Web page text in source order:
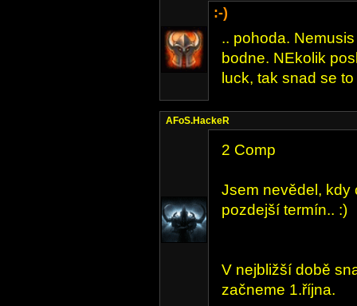
:-)
.. pohoda.
bodne. NEkolik
luck, tak snad se
AFoS.HackeR
2 Comp
Jsem nevědel, kdy
pozdejší termín.. :)
V nejbližší době
začneme 1.října.